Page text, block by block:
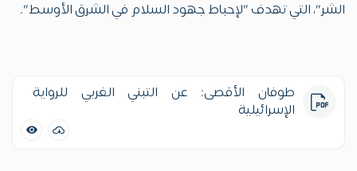
الشر"، التي تهدف "لإحباط جهود السلام في الشرق الأوسط".
طوفان الأقصى: عن التبني الغربي للرواية
الإسرائيلية